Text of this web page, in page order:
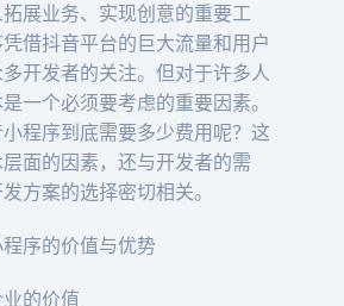
展业务、实现创意的重要工
借抖音平台的巨大流量和用户
开发者的关注。但对于许多人
一个必须要考虑的重要因素。
程序到底需要多少费用呢？这
面的因素，还与开发者的需
方案的选择密切相关。
序的价值与优势
业的价值